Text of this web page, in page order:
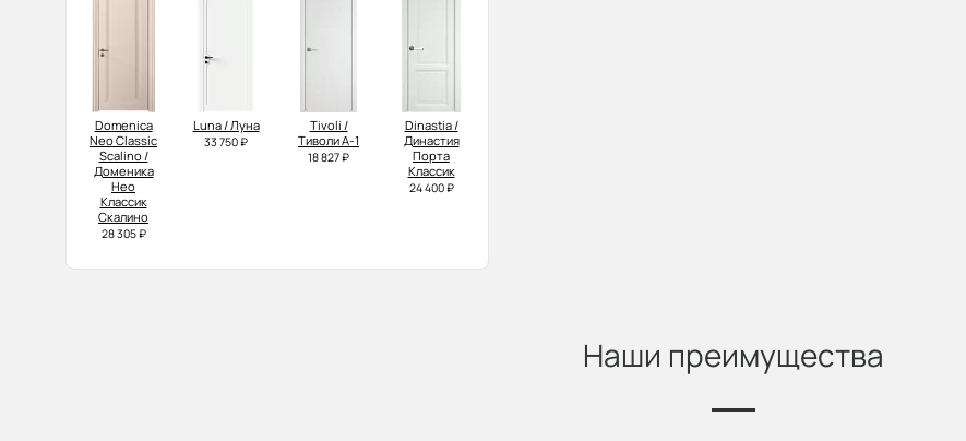
Domenica
Neo Classic
Scalino /
Доменика
Нео
Классик
Скалино
28 305 ₽
Luna / Луна
33 750 ₽
Tivoli /
Тиволи А-1
18 827 ₽
Dinastia /
Династия
Порта
Классик
24 400 ₽
Наши преимущества